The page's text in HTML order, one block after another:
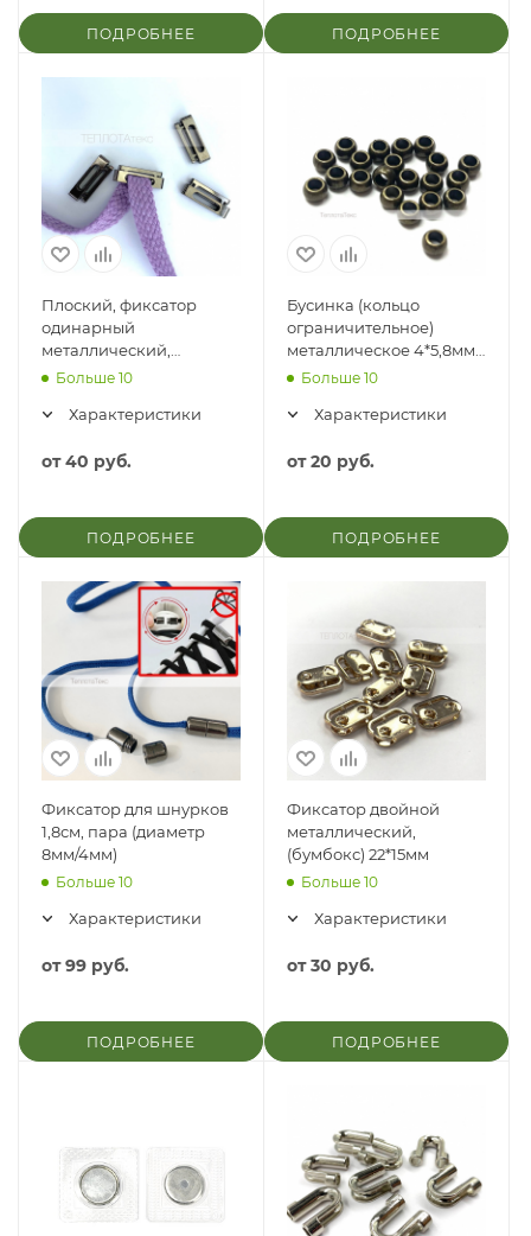
ПОДРОБНЕЕ ПОДРОБНЕЕ
Плоский, фиксатор
одинарный
металлический,
отверстие 14мм
Больше 10
Характеристики
от40 руб.
ПОДРОБНЕЕ
Бусинка (кольцо
ограничительное)
металлическое 4*5,8мм,
отверстие 3,3мм
Больше 10
Характеристики
от20 руб.
ПОДРОБНЕЕ
Фиксатор для шнурков
1,8см, пара (диаметр
8мм/4мм)
Больше 10
Характеристики
от99 руб.
ПОДРОБНЕЕ
Фиксатор двойной
металлический,
(бумбокс) 22*15мм
Больше 10
Характеристики
от30 руб.
ПОДРОБНЕЕ